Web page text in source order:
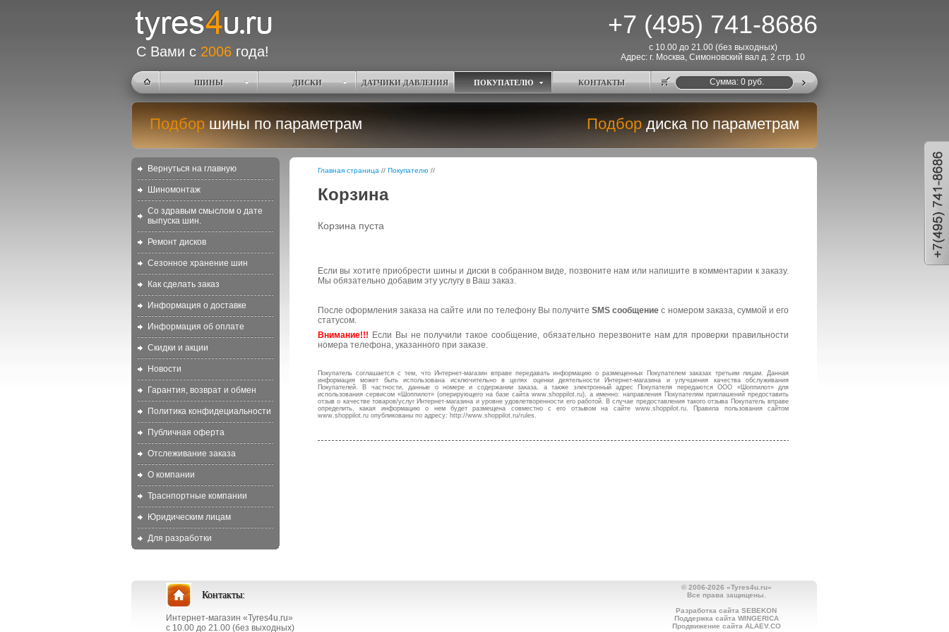
+7 (495) 741-8686
С Вами с 2006 года!
с 10.00 до 21.00 (без выходных)
Адрес: г. Москва, Симоновский вал д. 2 стр. 10
ШИНЫ ДИСКИ ДАТЧИКИ ДАВЛЕНИЯ ПОКУПАТЕЛЮ КОНТАКТЫ Cумма: 0руб.
Подбор шины по параметрам Подбор диска по параметрам
Вернуться на главную
Шиномонтаж
Со здравым смыслом о дате
выпуска шин.
Ремонт дисков
Сезонное хранение шин
Как сделать заказ
Информация о доставке
Информация об оплате
Скидки и акции
Новости
Гарантия, возврат и обмен
Политика конфидециальности
Публичная оферта
Отслеживание заказа
О компании
Траснпортные компании
Юридическим лицам
Для разработки
Главная страница // Покупателю //
Корзина
Корзина пуста
Если вы хотите приобрести шины и диски в собранном виде, позвоните нам или напишите в комментарии к заказу.
Мы обязательно добавим эту услугу в Ваш заказ.
После оформления заказа на сайте или по телефону Вы получитеSMS сообщение с номером заказа, суммой и его
статусом.
Внимание!!! Если Вы не получили такое сообщение, обязательно перезвоните нам для проверки правильности
номера телефона, указанного при заказе.
Покупатель соглашается с тем, что Интернет-магазин вправе передавать информацию о размещенных Покупателем заказах третьим лицам. Данная
информация может быть использована исключительно в целях оценки деятельности Интернет-магазина и улучшения качества обслуживания
Покупателей. В частности, данные о номере и содержании заказа, а также электронный адрес Покупателя передаются ООО «Шоппилот» для
использования сервисом «Шоппилот» (оперирующего на базе сайта www.shoppilot.ru), а именно: направления Покупателям приглашений предоставить
отзыв о качестве товаров/услуг Интернет-магазина и уровне удовлетворенности его работой. В случае предоставления такого отзыва Покупатель вправе
определить, какая информацию о нем будет размещена совместно с его отзывом на сайте www.shoppilot.ru. Правила пользования сайтом
www.shoppilot.ru опубликованы по адресу: http://www.shoppilot.ru/rules.
Контакты:
Интернет-магазин «Tyres4u.ru»
с 10.00 до 21.00 (без выходных)
© 2006-2026 «Tyres4u.ru»
Все права защищены.
Разработка сайта SEBEKON
Поддержка сайта WINGERICA
Продвижение сайта ALAEV.CO